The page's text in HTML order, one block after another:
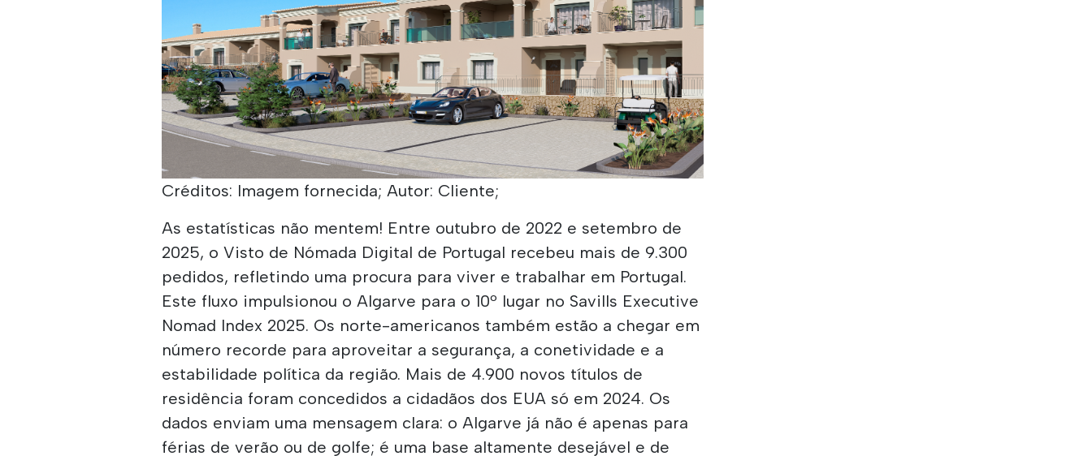
Créditos: Imagem fornecida; Autor: Cliente;
As estatísticas não mentem! Entre outubro de 2022 e setembro de
2025, o Visto de Nómada Digital de Portugal recebeu mais de 9.300
pedidos, refletindo uma procura para viver e trabalhar em Portugal.
Este fluxo impulsionou o Algarve para o 10º lugar no Savills Executive
Nomad Index 2025. Os norte-americanos também estão a chegar em
número recorde para aproveitar a segurança, a conetividade e a
estabilidade política da região. Mais de 4.900 novos títulos de
residência foram concedidos a cidadãos dos EUA só em 2024. Os
dados enviam uma mensagem clara: o Algarve já não é apenas para
férias de verão ou de golfe; é uma base altamente desejável e de